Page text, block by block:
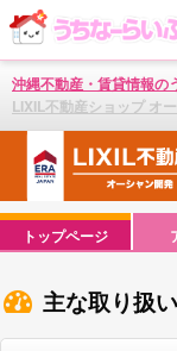
沖縄不動産・賃貸情報の
LIXIL不動産ショップ オ
トップページ
主な取り扱